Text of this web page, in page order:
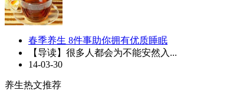
春季养生 8件事助你拥有优质睡眠
【导读】很多人都会为不能安然入...
14-03-30
养生热文推荐